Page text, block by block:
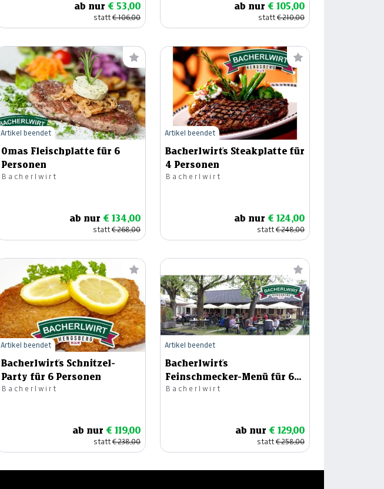
ab nur € 53,00
statt€ 106,00
ab nur € 105,00
statt€ 210,00
Omas Fleischplatte für 6
Personen
Bacherlwirt
ab nur € 134,00
statt€ 268,00
Artikel beendet
Bacherlwirt´s Steakplatte für
4 Personen
Bacherlwirt
ab nur € 124,00
statt€ 248,00
Artikel beendet
Bacherlwirt´s Schnitzel-
Party für 6 Personen
Bacherlwirt
ab nur € 119,00
statt€ 238,00
Artikel beendet
Bacherlwirt´s
Feinschmecker-Menü für 6
Personen
Bacherlwirt
ab nur € 129,00
statt€ 258,00
Artikel beendet